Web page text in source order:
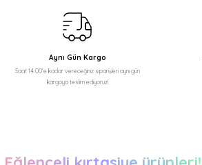
Bu ürüne benzer farklı alternatifler olmalı.
Aynı Gün Kargo
Saat 14:00'e kadar vereceğiniz siparişleri aynı gün
kargoya teslim ediyoruz!